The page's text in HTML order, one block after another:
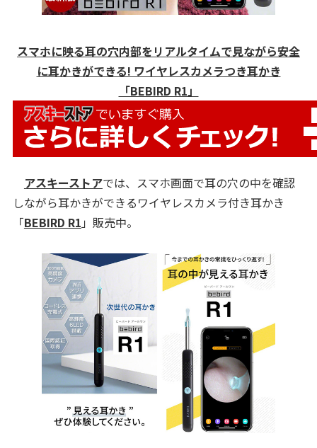
スマホに映る耳の穴内部をリアルタイムで見ながら安全
に耳かきができる! ワイヤレスカメラつき耳かき
「BEBIRD R1」
アスキーストアでは、スマホ画面で耳の穴の中を確認
しながら耳かきができるワイヤレスカメラ付き耳かき
「BEBIRD R1 」販売中。